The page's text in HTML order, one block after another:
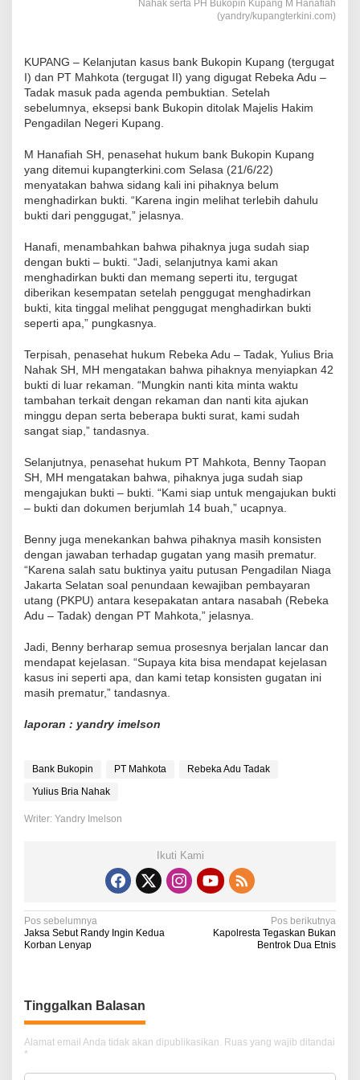
Nahak serta PH Bukopin Kupang M Hanafiah
(yandry/kupangterkini.com)
KUPANG – Kelanjutan kasus bank Bukopin Kupang (tergugat
I) dan PT Mahkota (tergugat II) yang digugat Rebeka Adu –
Tadak masuk pada agenda pembuktian. Setelah
sebelumnya, eksepsi bank Bukopin ditolak Majelis Hakim
Pengadilan Negeri Kupang.
M Hanafiah SH, penasehat hukum bank Bukopin Kupang
yang ditemui kupangterkini.com Selasa (21/6/22)
menyatakan bahwa sidang kali ini pihaknya belum
menghadirkan bukti. “Karena ingin melihat terlebih dahulu
bukti dari penggugat,” jelasnya.
Hanafi, menambahkan bahwa pihaknya juga sudah siap
dengan bukti – bukti. “Jadi, selanjutnya kami akan
menghadirkan bukti dan memang seperti itu, tergugat
diberikan kesempatan setelah penggugat menghadirkan
bukti, kita tinggal melihat penggugat menghadirkan bukti
seperti apa,” pungkasnya.
Terpisah, penasehat hukum Rebeka Adu – Tadak, Yulius Bria
Nahak SH, MH mengatakan bahwa pihaknya menyiapkan 42
bukti di luar rekaman. “Mungkin nanti kita minta waktu
tambahan terkait dengan rekaman dan nanti kita ajukan
minggu depan serta beberapa bukti surat, kami sudah
sangat siap,” tandasnya.
Selanjutnya, penasehat hukum PT Mahkota, Benny Taopan
SH, MH mengatakan bahwa, pihaknya juga sudah siap
mengajukan bukti – bukti. “Kami siap untuk mengajukan bukti
– bukti dan dokumen berjumlah 14 buah,” ucapnya.
Benny juga menekankan bahwa pihaknya masih konsisten
dengan jawaban terhadap gugatan yang masih prematur.
“Karena salah satu buktinya yaitu putusan Pengadilan Niaga
Jakarta Selatan soal penundaan kewajiban pembayaran
utang (PKPU) antara kesepakatan antara nasabah (Rebeka
Adu – Tadak) dengan PT Mahkota,” jelasnya.
Jadi, Benny berharap semua prosesnya berjalan lancar dan
mendapat kejelasan. “Supaya kita bisa mendapat kejelasan
kasus ini seperti apa, dan kami tetap konsisten gugatan ini
masih prematur,” tandasnya.
laporan : yandry imelson
Bank Bukopin PT Mahkota
Rebeka Adu Tadak
Yulius Bria Nahak
Writer: Yandry Imelson
Ikuti Kami
N
a
g
a
s
Pos sebelumnya
Jaksa Sebut Randy Ingin Kedua
Korban Lenyap
Pos berikutnya
Kapolresta Tegaskan Bukan
Bentrok Dua Etnis
Tinggalkan Balasan
Alamat email Anda tidak akan dipublikasikan. Ruas yang wajib ditandai
*